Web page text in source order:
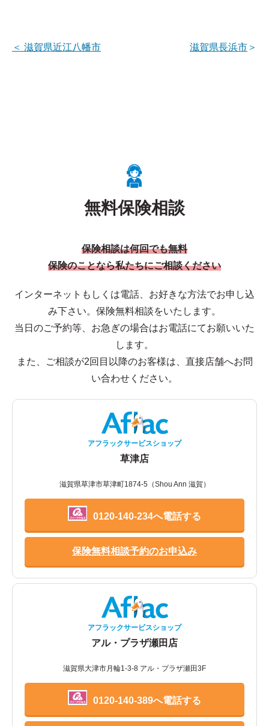
＜ 滋賀県近江八幡市 ＞
滋賀県長浜市
無料保険相談
保険相談は何回でも無料
保険のことなら私たちにご相談ください
インターネットもしくは電話、お好きな方法でお申し込
み下さい。保険無料相談をいたします。
当日のご予約等、お急ぎの場合はお電話にてお願いいた
します。
また、ご相談が2回目以降のお客様は、直接店舗へお問
い合わせください。
アフラックサービスショップ
草津店
滋賀県草津市草津町1874-5（Shou Ann 滋賀）
0120-140-234へ電話する
保険無料相談予約のお申込み
アフラックサービスショップ
アル・プラザ瀬田店
滋賀県大津市月輪1-3-8 アル・プラザ瀬田3F
0120-140-389へ電話する